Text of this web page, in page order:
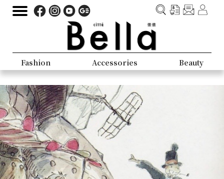
Fashion Accessories Beauty